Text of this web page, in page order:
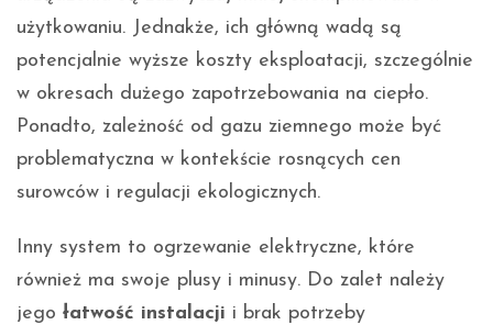
użytkowaniu. Jednakże, ich główną wadą są
potencjalnie wyższe koszty eksploatacji, szczególnie
w okresach dużego zapotrzebowania na ciepło.
Ponadto, zależność od gazu ziemnego może być
problematyczna w kontekście rosnących cen
surowców i regulacji ekologicznych.
Inny system to ogrzewanie elektryczne, które
również ma swoje plusy i minusy. Do zalet należy
jego łatwość instalacji i brak potrzeby